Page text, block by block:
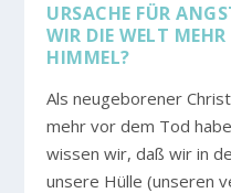
URSACHE FÜR
IR DIE WELT MEHR
IMMEL?
Als neugeborener
mehr vor dem Tod
wissen wir, daß wir in
unsere Hülle (unseren